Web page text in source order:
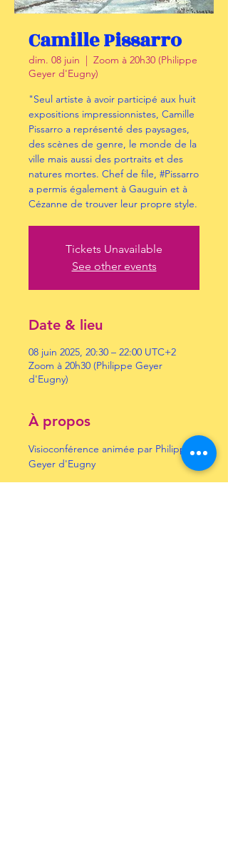
Camille Pissarro
dim. 08 juin
  |
Zoom à 20h30 (Philippe
Geyer d'Eugny)
"Seul artiste à avoir participé aux huit
expositions impressionnistes, Camille
Pissarro a représenté des paysages,
des scènes de genre, le monde de la
ville mais aussi des portraits et des
natures mortes. Chef de file, #Pissarro
a permis également à Gauguin et à
Cézanne de trouver leur propre style.
Tickets Unavailable
See other events
Date & lieu
08 juin 2025, 20:30 – 22:00 UTC+2
Zoom à 20h30 (Philippe Geyer
d'Eugny)
À propos
Visioconférence animée par Philippe
Geyer d'Eugny